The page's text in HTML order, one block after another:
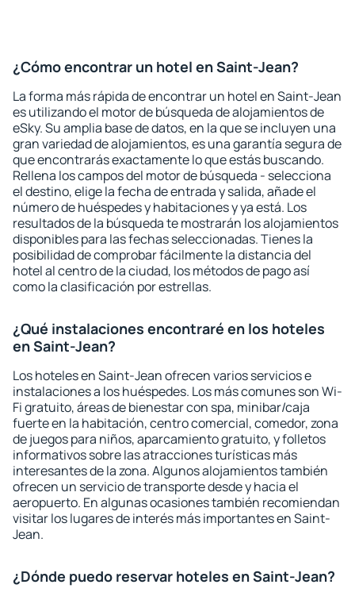
¿Cómo encontrar un hotel en Saint-Jean?
La forma más rápida de encontrar un hotel en Saint-Jean
es utilizando el motor de búsqueda de alojamientos de
eSky. Su amplia base de datos, en la que se incluyen una
gran variedad de alojamientos, es una garantía segura de
que encontrarás exactamente lo que estás buscando.
Rellena los campos del motor de búsqueda - selecciona
el destino, elige la fecha de entrada y salida, añade el
número de huéspedes y habitaciones y ya está. Los
resultados de la búsqueda te mostrarán los alojamientos
disponibles para las fechas seleccionadas. Tienes la
posibilidad de comprobar fácilmente la distancia del
hotel al centro de la ciudad, los métodos de pago así
como la clasificación por estrellas.
¿Qué instalaciones encontraré en los hoteles
en Saint-Jean?
Los hoteles en Saint-Jean ofrecen varios servicios e
instalaciones a los huéspedes. Los más comunes son Wi-
Fi gratuito, áreas de bienestar con spa, minibar/caja
fuerte en la habitación, centro comercial, comedor, zona
de juegos para niños, aparcamiento gratuito, y folletos
informativos sobre las atracciones turísticas más
interesantes de la zona. Algunos alojamientos también
ofrecen un servicio de transporte desde y hacia el
aeropuerto. En algunas ocasiones también recomiendan
visitar los lugares de interés más importantes en Saint-
Jean.
¿Dónde puedo reservar hoteles en Saint-Jean?